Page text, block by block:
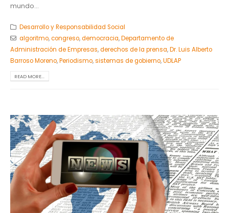
mundo...
Desarrollo y Responsabilidad Social
algoritmo,congreso,democracia,Departamento de
Administración de Empresas,derechos de la prensa,Dr. Luis Alberto
Barroso Moreno,Periodismo,sistemas de gobierno,UDLAP
READ MORE...